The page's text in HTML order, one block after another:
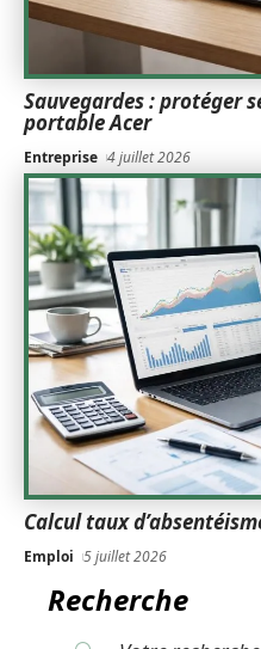
Sauvegardes : protéger
portable Acer
Entreprise 4 juillet 2026
Calcul taux
Emploi 5 juillet 2026
Recherche